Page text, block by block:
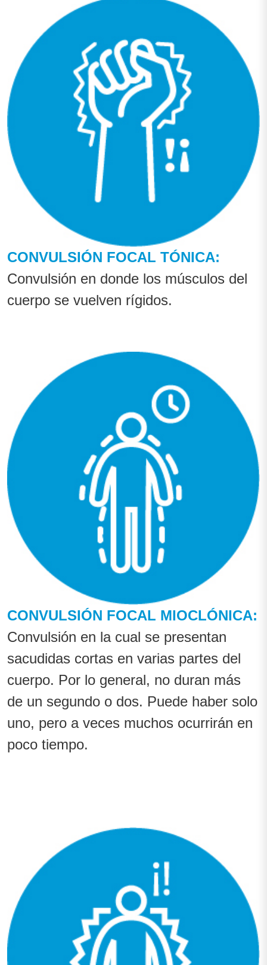
CONVULSIÓN FOCAL TÓNICA:
Convulsión en donde los músculos del
cuerpo se vuelven rígidos.
CONVULSIÓN FOCAL MIOCLÓNICA:
Convulsión en la cual se presentan
sacudidas cortas en varias partes del
cuerpo. Por lo general, no duran más
de un segundo o dos. Puede haber solo
uno, pero a veces muchos ocurrirán en
poco tiempo.